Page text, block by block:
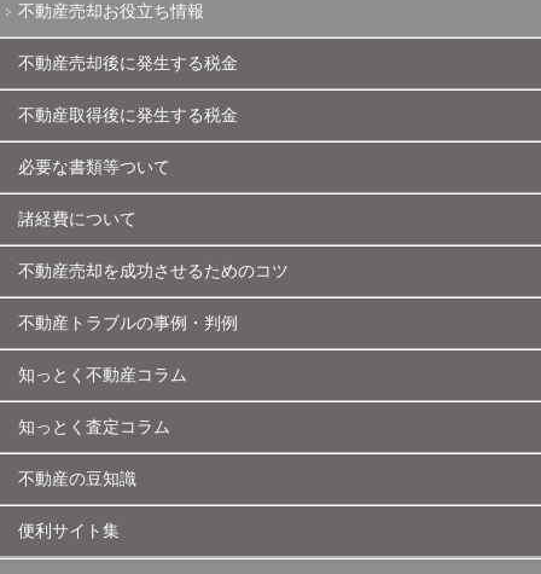
不動産売却お役立ち情報
不動産売却後に発生する税金
不動産取得後に発生する税金
必要な書類等ついて
諸経費について
不動産売却を成功させるためのコツ
不動産トラブルの事例・判例
知っとく不動産コラム
知っとく査定コラム
不動産の豆知識
便利サイト集